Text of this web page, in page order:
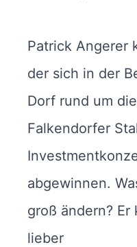
Patrick Angerer
der sich in der
Dorf rund um
Falkendorfer
abgewinnen.
groß ändern?
lieber